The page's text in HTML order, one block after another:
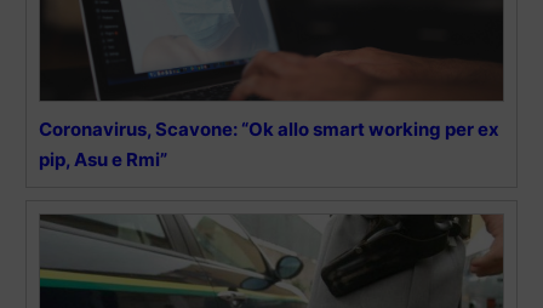
Coronavirus, Scavone: “Ok allo smart working per ex
pip, Asu e Rmi”